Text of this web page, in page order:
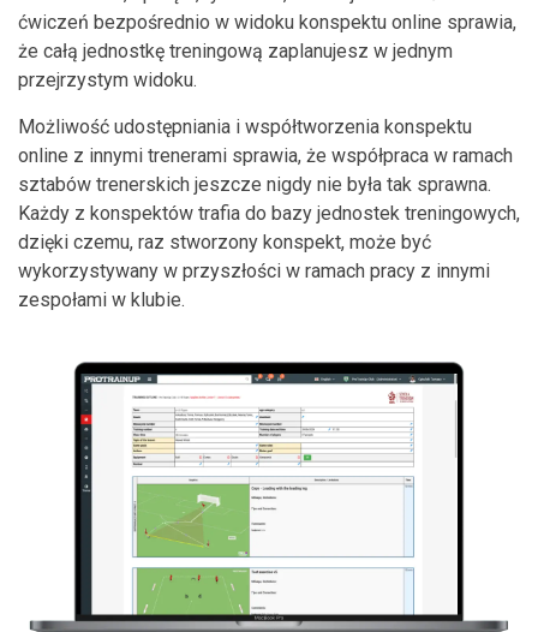
ćwiczeń bezpośrednio w widoku konspektu online sprawia,
że całą jednostkę treningową zaplanujesz w jednym
przejrzystym widoku.
Możliwość udostępniania i współtworzenia konspektu
online z innymi trenerami sprawia, że współpraca w ramach
sztabów trenerskich jeszcze nigdy nie była tak sprawna.
Każdy z konspektów trafia do bazy jednostek treningowych,
dzięki czemu, raz stworzony konspekt, może być
wykorzystywany w przyszłości w ramach pracy z innymi
zespołami w klubie.